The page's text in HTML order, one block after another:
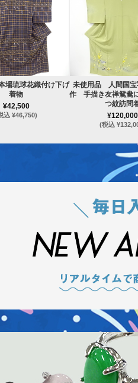
場琉球花織付け下げ
着物
¥42,500
込 ¥46,750)
未使用品 人間国宝
作 手描き友禅鴛鴦
つ紋訪問
¥120,000
(税込